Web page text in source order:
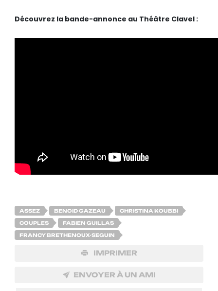
Découvrez la bande-annonce au Théâtre Clavel :
ASSEZ BENOID GAZEAU CHRISTINA KOUBBI
COUPLES FABIEN GUILLAS
FRANCY BRETHENOUX-SEGUIN
IMPRIMER
ENVOYER À UN AMI